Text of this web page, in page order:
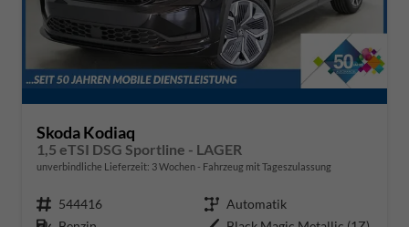
Skoda Kodiaq
1,5 eTSI DSG Sportline - LAGER
unverbindliche Lieferzeit: 3 Wochen Fahrzeug mit Tageszulassung
Fahrzeugnr. 544416 Getriebe Automatik